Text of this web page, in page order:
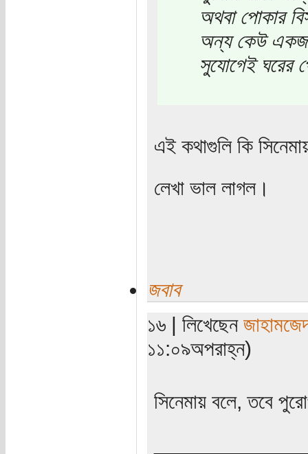
অথবা পোকার
অন্য কেউ
সুযোগেই ঘরের
এই কথাগুলি কি
লেখা ভাল লাগল।
জবাব
১৬ | লিখেছেন
১১:০৯অপরাহ্ন)
সিনেমায় বলে, তবে